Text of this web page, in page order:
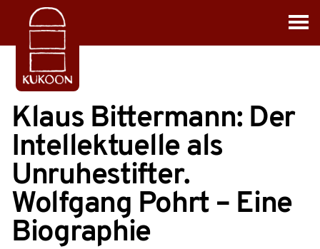
Klaus Bittermann: Der
Intellektuelle als
Unruhestifter.
Wolfgang Pohrt – Eine
Biographie